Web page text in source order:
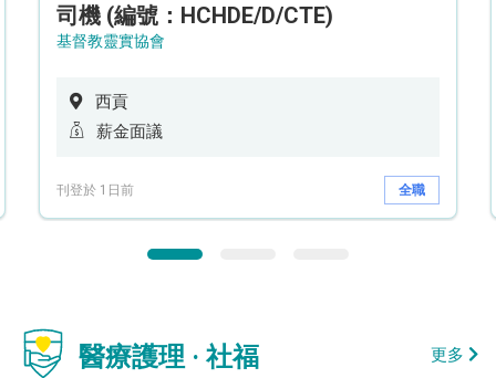
司機 (編號：HCHDE/D/CTE)
基督教靈實協會
西貢
薪金面議
刊登於 1日前 全職
醫療護理 · 社福 更多